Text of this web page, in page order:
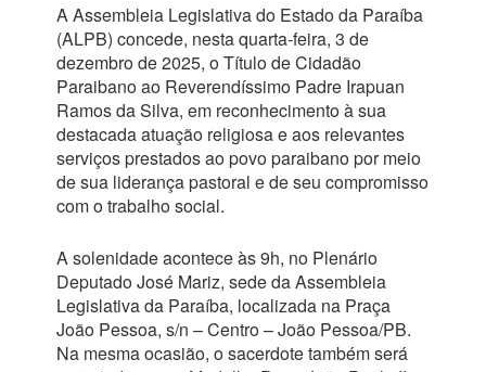
A Assembleia Legislativa do Estado da Paraíba
(ALPB) concede, nesta quarta-feira, 3 de
dezembro de 2025, o Título de Cidadão
Paraibano ao Reverendíssimo Padre Irapuan
Ramos da Silva, em reconhecimento à sua
destacada atuação religiosa e aos relevantes
serviços prestados ao povo paraibano por meio
de sua liderança pastoral e de seu compromisso
com o trabalho social.
A solenidade acontece às 9h, no Plenário
Deputado José Mariz, sede da Assembleia
Legislativa da Paraíba, localizada na Praça
João Pessoa, s/n – Centro – João Pessoa/PB.
Na mesma ocasião, o sacerdote também será